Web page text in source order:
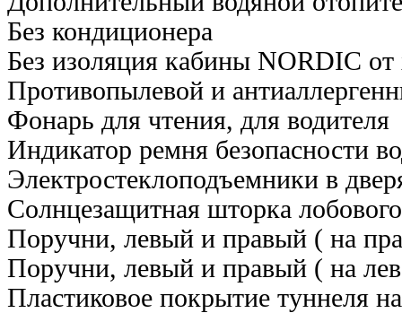
Без кондиционера
Без изоляция кабины NORDIC
Противопылевой и
Фонарь для чтения, для водителя
Индикатор ремня безопасности
Электростеклоподъемники в
Солнцезащитная шторка
Поручни, левый и правый ( на
Поручни, левый и правый ( на
Пластиковое покрытие туннеля